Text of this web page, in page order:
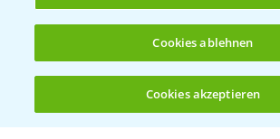
(noch 4)
Folgen Sie uns
Cookies ablehnen
Cookies akzeptieren